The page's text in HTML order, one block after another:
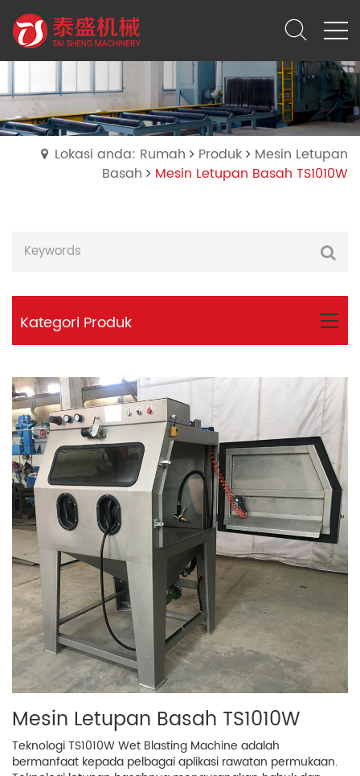
Lokasi anda: Rumah Produk
Mesin Letupan
Basah
Mesin Letupan Basah TS1010W
Kategori Produk
Mesin Letupan Basah TS1010W
Teknologi TS1010W Wet Blasting Machine adalah
bermanfaat kepada pelbagai aplikasi rawatan permukaan.